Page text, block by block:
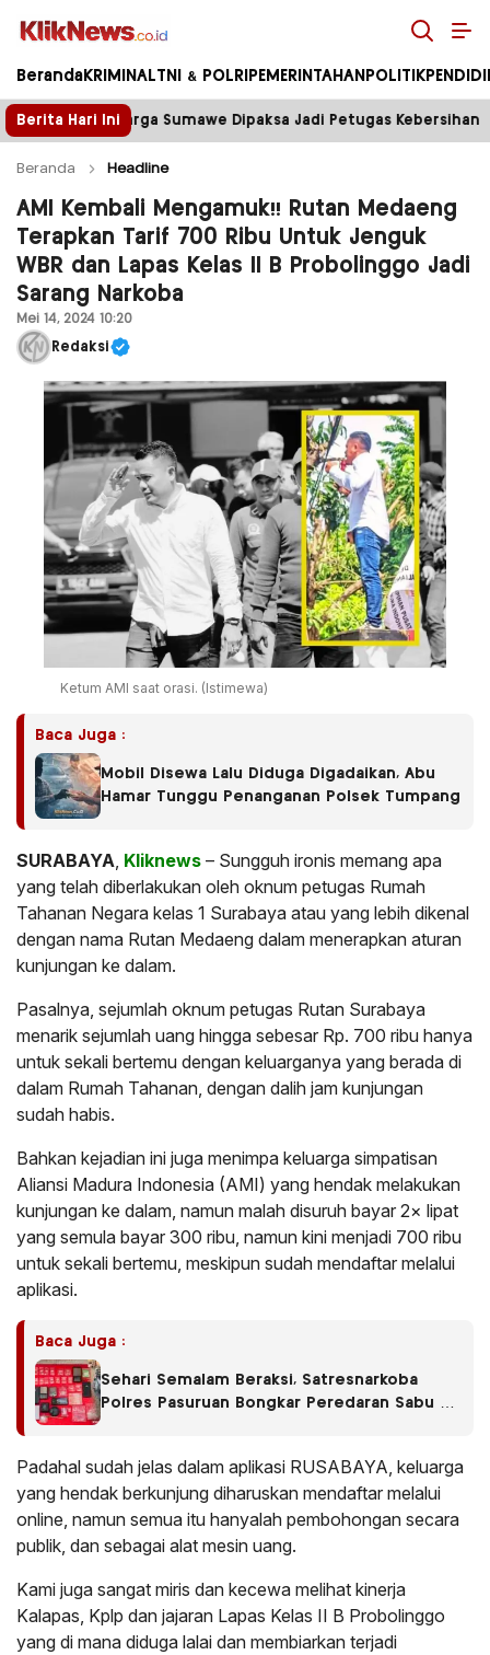
Kliknews.co.id
Beranda KRIMINAL TNI & POLRI PEMERINTAHAN POLITIK
Berita Hari Ini
Dipaksa Jadi Petugas Kebersihan Tower Disegel,
Beranda Headline
AMI Kembali Mengamuk!! Rutan Medaeng
Terapkan Tarif 700 Ribu Untuk Jenguk
WBR dan Lapas Kelas II B Probolinggo Jadi
Sarang Narkoba
Mei 14, 2024 10:20
Redaksi
Ketum AMI saat orasi. (Istimewa)
Baca Juga :
Mobil Disewa Lalu Diduga Digadaikan, Abu
Hamar Tunggu Penanganan Polsek Tumpang
SURABAYA Kliknews – Sungguh ironis memang apa
yang telah diberlakukan oleh oknum petugas Rumah
Tahanan Negara kelas 1 Surabaya atau yang lebih dikenal
dengan nama Rutan Medaeng dalam menerapkan aturan
kunjungan ke dalam.
Pasalnya, sejumlah oknum petugas Rutan Surabaya
menarik sejumlah uang hingga sebesar Rp. 700 ribu hanya
untuk sekali bertemu dengan keluarganya yang berada di
dalam Rumah Tahanan, dengan dalih jam kunjungan
sudah habis.
Bahkan kejadian ini juga menimpa keluarga simpatisan
Aliansi Madura Indonesia (AMI) yang hendak melakukan
kunjungan ke dalam, namun malah disuruh bayar 2× lipat
yang semula bayar 300 ribu, namun kini menjadi 700 ribu
untuk sekali bertemu, meskipun sudah mendaftar melalui
aplikasi.
Baca Juga :
Sehari Semalam Beraksi, Satresnarkoba
Polres Pasuruan Bongkar Peredaran Sabu di
Padahal sudah jelas dalam aplikasi RUSABAYA, keluarga
yang hendak berkunjung diharuskan mendaftar melalui
online, namun semua itu hanyalah pembohongan secara
publik, dan sebagai alat mesin uang.
Kami juga sangat miris dan kecewa melihat kinerja
Kalapas, Kplp dan jajaran Lapas Kelas II B Probolinggo
yang di mana diduga lalai dan membiarkan terjadi